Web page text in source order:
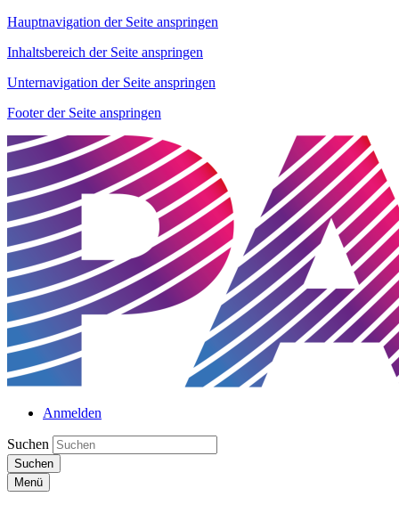
Hauptnavigation der Seite anspringen
Inhaltsbereich der Seite anspringen
Unternavigation der Seite anspringen
Footer der Seite anspringen
Anmelden
Suchen
Suchen
Menü